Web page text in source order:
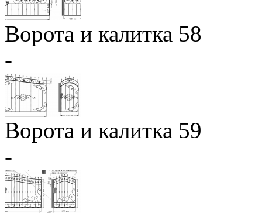
Ворота и калитка 58
-
Ворота и калитка 59
-